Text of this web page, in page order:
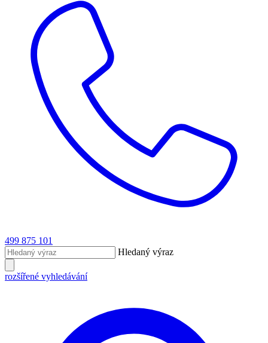
499 875 101
Hledaný výraz
rozšířené vyhledávání